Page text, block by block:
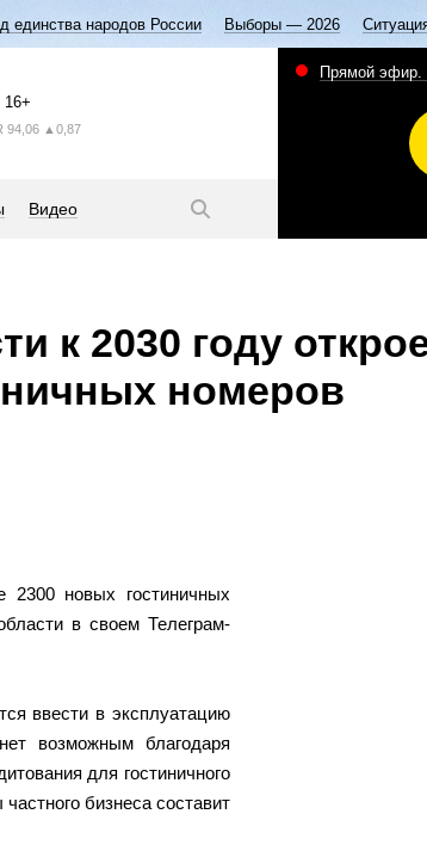
единства народов России Выборы — 2026
16+
94,06 ▲0,87
Видео
Прямой эфир.
к 2030 году
номеров
2300 новых гостиничных
в своем Телеграм-
ввести в эксплуатацию
возможным благодаря
для гостиничного
бизнеса составит